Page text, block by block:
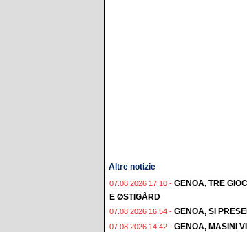
Altre notizie
07.08.2026 17:10 - GENOA, TRE
E ØSTIGÅRD
07.08.2026 16:54 - GENOA, SI
07.08.2026 14:42 - GENOA, MASINI